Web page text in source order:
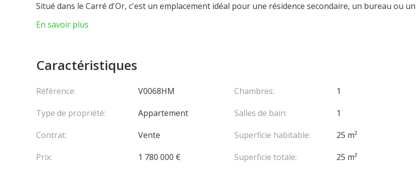
Situé dans le Carré d'Or, c'est un emplacement idéal pour une résidence secondaire, un bureau ou un
Actuellement loué, il offre un rendement locatif de 1,82 %.
En savoir plus
Caractéristiques
Référence:
V0068HM
Type de propriété:
Appartement
Contrat:
Vente
Prix:
1 780 000 €
Chambres:
1
Salles de bain:
1
Superficie habitable:
25 m²
Superficie totale:
25 m²